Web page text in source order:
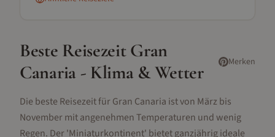
Beste ReisezeitGran
Canaria- Klima & Wetter Merken
Die beste Reisezeit für Gran Canaria ist von März bis
November mit angenehmen Temperaturen und wenig
Regen. Der 'Miniaturkontinent' bietet ganzjährig ideale